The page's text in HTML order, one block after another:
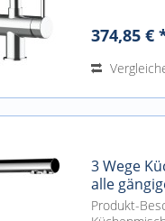
getrenntem
374,85 €
3 Wege
alle
Produkt-